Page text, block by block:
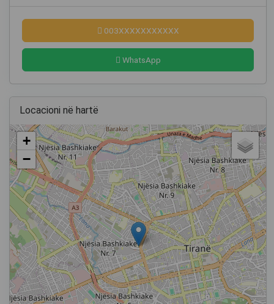
003XXXXXXXXXXX
WhatsApp
Locacioni në hartë
+
−